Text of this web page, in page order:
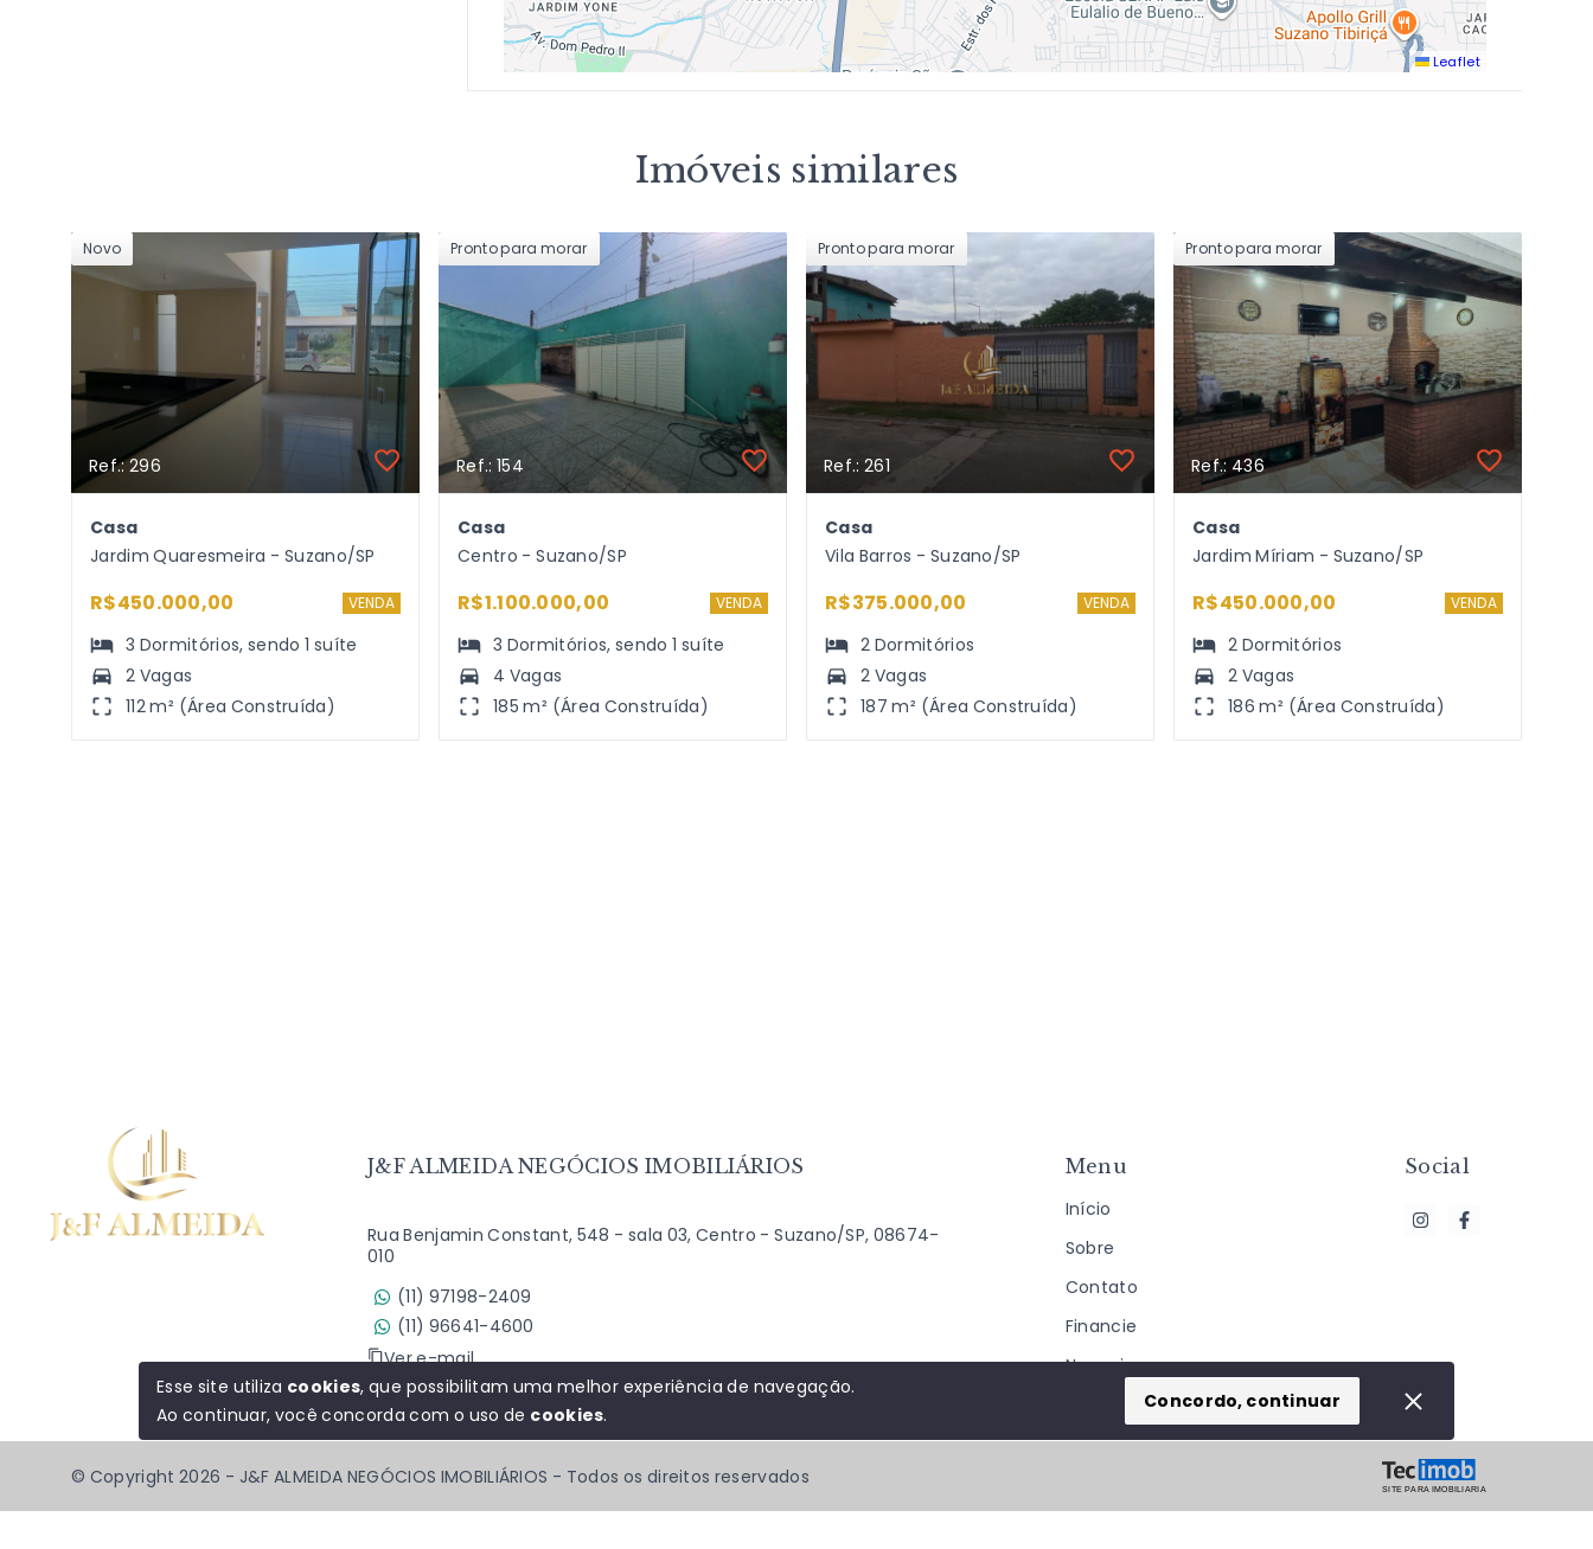
Leaflet
Imóveis similares
Novo
Ref.: 296
Casa
Jardim Quaresmeira - Suzano/SP
R$450.000,00 VENDA
3 Dormitórios, sendo1 suíte
2 Vagas
112 m² (Área Construída)
Pronto para morar
Ref.: 154
Casa
Centro - Suzano/SP
R$1.100.000,00 VENDA
3 Dormitórios, sendo1 suíte
4 Vagas
185 m² (Área Construída)
Pronto para morar
Ref.: 261
Casa
Vila Barros - Suzano/SP
R$375.000,00 VENDA
2 Dormitórios
2 Vagas
187 m² (Área Construída)
Pronto para morar
Ref.: 436
Casa
Jardim Míriam - Suzano/SP
R$450.000,00 VENDA
2 Dormitórios
2 Vagas
186 m² (Área Construída)
J&F ALMEIDA NEGÓCIOS IMOBILIÁRIOS
Rua Benjamin Constant, 548 - sala 03, Centro - Suzano/SP, 08674-
010
(11) 97198-2409
(11) 96641-4600
Ver e-mail
Menu
Início
Sobre
Contato
Financie
Negocie seu
Social
© Copyright 2026 - J&F ALMEIDA NEGÓCIOS IMOBILIÁRIOS - Todos os direitos reservados
SITE PARA IMOBILIARIA
Esse site utiliza cookies, que possibilitam uma melhor experiência de navegação.
Ao continuar, você concorda com o uso de cookies.
Concordo, continuar